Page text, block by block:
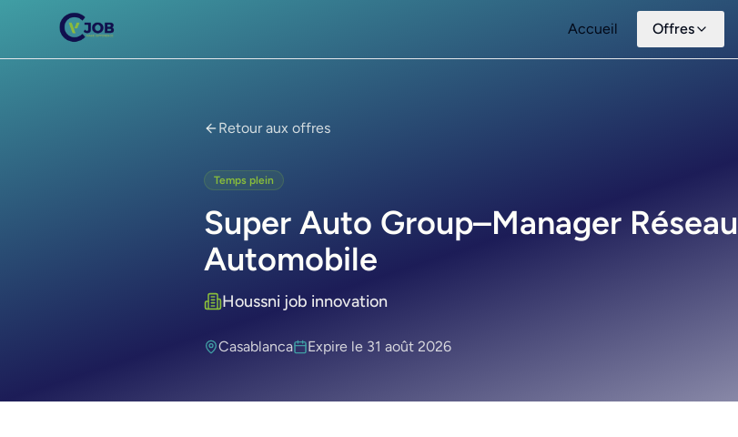
Accueil Offres
Retour aux offres
Temps plein
Super Auto Group–Manager Réseau
Automobile
Houssni job innovation
Casablanca Expire le 31 août 2026